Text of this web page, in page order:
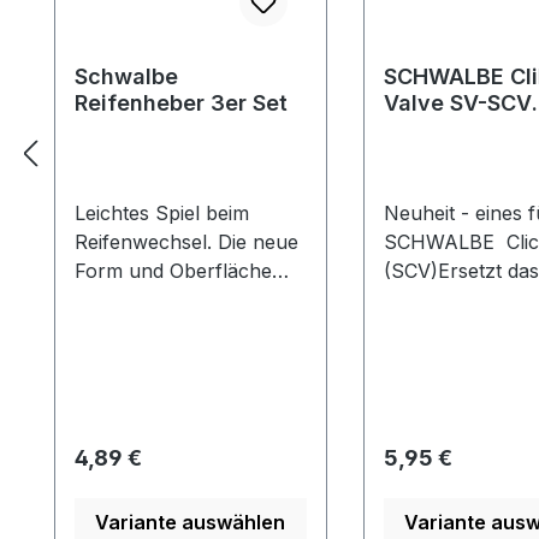
Schwalbe
Reifenheber 3er Set
Leichtes Spiel beim
Reifenwechsel. Die neue
Form und Oberfläche
Besonders hilfreich ist
bei schwierigen
Regulärer Preis:
4,89 €
Variante auswählen
SCHWALBE
Valve SV-SCV
Neuheit - eines
SCHWALBE
(SCV)Ersetzt das
Nachrüsten
einen Schwalbe
Regulärer Preis:
5,95 €
Variante